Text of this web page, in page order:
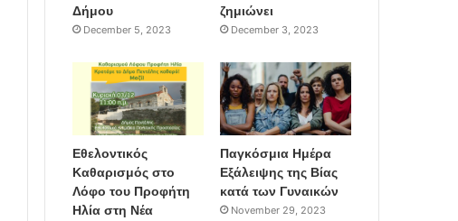
Δήμου
December 5, 2023
ζημιώνει
December 3, 2023
Εθελοντικός
Καθαρισμός στο
Λόφο του Προφήτη
Ηλία στη Νέα
Παγκόσμια Ημέρα
Εξάλειψης της Βίας
κατά των Γυναικών
November 29, 2023